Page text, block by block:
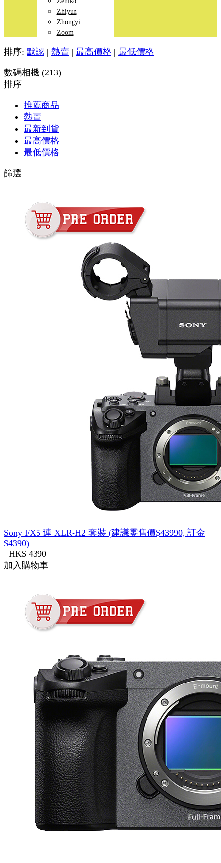
Zhiyun
Zhongyi
Zoom
排序: 默認 | 熱賣 | 最高價格 | 最低價格
數碼相機 (213)
排序
推薦商品
熱賣
最新到貨
最高價格
最低價格
篩選
Sony FX5 連 XLR-H2 套裝 (建議零售價$43990, 訂金
$4390)
HK$ 4390
加入購物車